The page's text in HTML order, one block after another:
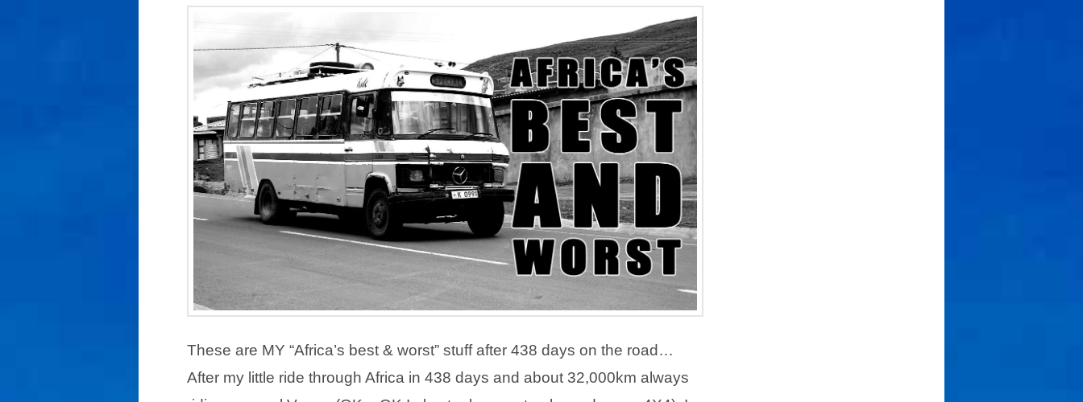
These are MY “Africa’s best & worst” stuff after 438 days on the road…
After my little ride through Africa in 438 days and about 32,000km always